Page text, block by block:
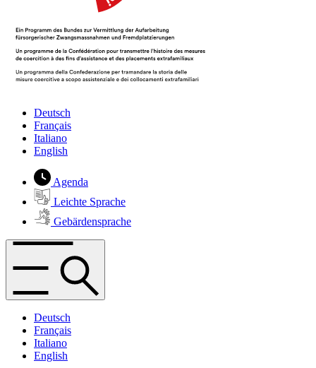
Deutsch
Français
Italiano
English
Agenda
Leichte Sprache
Gebärdensprache
Deutsch
Français
Italiano
English